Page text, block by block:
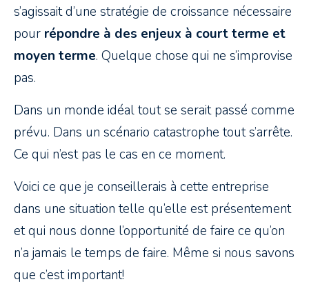
s’agissait d’une stratégie de croissance nécessaire
pour répondre à des enjeux à court terme et
moyen terme. Quelque chose qui ne s’improvise
pas.
Dans un monde idéal tout se serait passé comme
prévu. Dans un scénario catastrophe tout s’arrête.
Ce qui n’est pas le cas en ce moment.
Voici ce que je conseillerais à cette entreprise
dans une situation telle qu’elle est présentement
et qui nous donne l’opportunité de faire ce qu’on
n’a jamais le temps de faire. Même si nous savons
que c’est important!